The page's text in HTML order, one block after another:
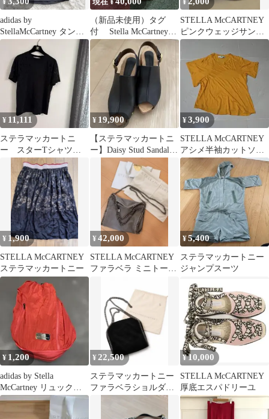
¥
adidas by
StellaMcCartney タンク
トップ グレー
現在 ¥
（新品未使用）タグ
付 Stella McCartneyト
ートバッグ
¥
STELLA McCARTNEY
ピンクウェッジサンダ
ル size:36
¥ 11,111
ステラマッカートニ
ー スターTシャツ
ブラック 34
¥ 19,900
【ステラマッカートニ
ー】Daisy Stud Sandal
¥3,900
STELLA McCARTNEY
アシメ半袖カットソー
38ステラマッカートニ
ー
¥ 1,900
STELLA McCARTNEY
ステラマッカートニー
¥42,000
STELLA McCARTNEY
ファラベラ ミニトート
¥5,400
ステラマッカートニー
ジャンプスーツ
¥ 1,200
adidas by Stella
McCartney リュックバ
ックパック
¥ 22,500
ステラマッカートニー
ファラベラショルダー
バッグ ミニ サイズ 黒
¥10,000
STELLA McCARTNEY
厚底エスパドリーユ